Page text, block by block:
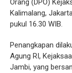
Orang (DPO)
Kalimalang,
pukul 16.30 WIB.
Penangkapan
Agung RI,
Jambi, yang